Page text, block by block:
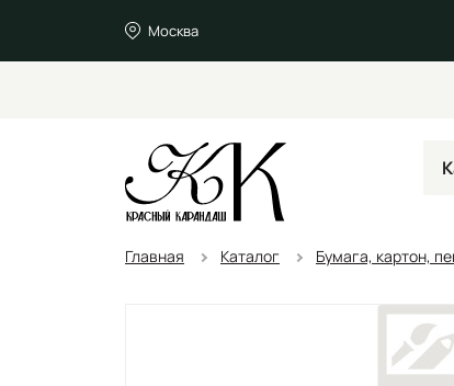
Москва
Главная Каталог Бумага, картон,